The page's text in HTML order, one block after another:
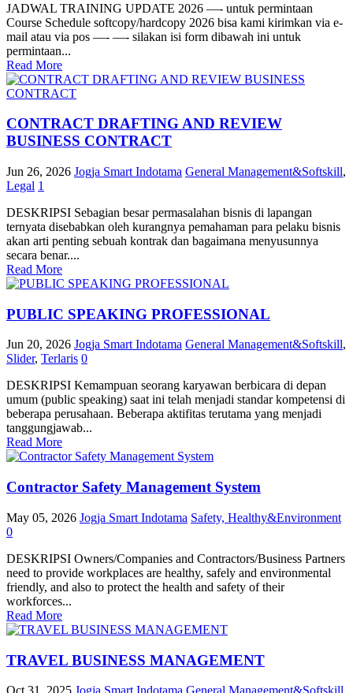
JADWAL TRAINING UPDATE 2026 —- untuk permintaan
Course Schedule softcopy/hardcopy 2026 bisa kami kirimkan via e-
mail atau via pos —- —- silakan isi form dibawah ini untuk
permintaan...
Read More
CONTRACT DRAFTING AND REVIEW
BUSINESS CONTRACT
Jun 26, 2026 Jogja Smart Indotama General Management&Softskill,
Legal 1
DESKRIPSI Sebagian besar permasalahan bisnis di lapangan
ternyata disebabkan oleh kurangnya pemahaman para pelaku bisnis
akan arti penting sebuah kontrak dan bagaimana menyusunnya
secara benar....
Read More
PUBLIC SPEAKING PROFESSIONAL
Jun 20, 2026 Jogja Smart Indotama General Management&Softskill,
Slider, Terlaris 0
DESKRIPSI Kemampuan seorang karyawan berbicara di depan
umum (public speaking) saat ini telah menjadi standar kompetensi di
beberapa perusahaan. Beberapa aktifitas terutama yang menjadi
tanggungjawab...
Read More
Contractor Safety Management System
May 05, 2026 Jogja Smart Indotama Safety, Healthy&Environment
0
DESKRIPSI Owners/Companies and Contractors/Business Partners
need to provide workplaces are healthy, safely and environmental
friendly, and also to protect the health and safety of their
workforces...
Read More
TRAVEL BUSINESS MANAGEMENT